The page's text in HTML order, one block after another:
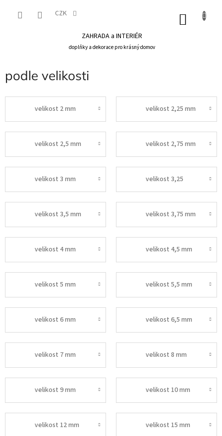
CZK
ZAHRADA a INTERIÉR
doplňky a dekorace pro krásný domov
podle velikosti
velikost 2 mm velikost 2,25 mm
velikost 2,5 mm velikost 2,75 mm
velikost 3 mm velikost 3,25
velikost 3,5 mm velikost 3,75 mm
velikost 4 mm velikost 4,5 mm
velikost 5 mm velikost 5,5 mm
velikost 6 mm velikost 6,5 mm
velikost 7 mm velikost 8 mm
velikost 9 mm velikost 10 mm
velikost 12 mm velikost 15 mm